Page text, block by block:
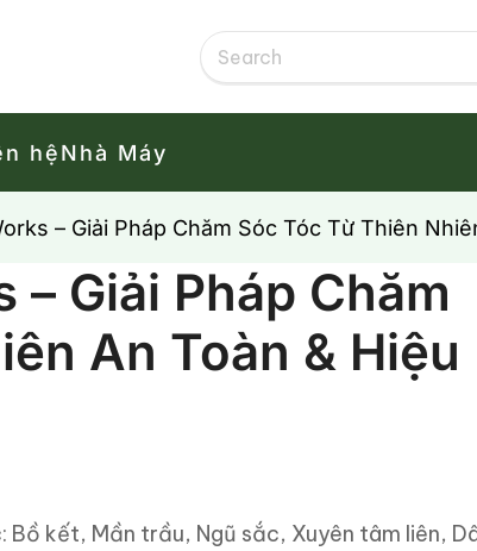
hệNhà Máy
– Giải Pháp Chăm Sóc Tóc Từ Thiên
– Giải Pháp Chăm
An Toàn & Hiệu
kết, Mần trầu, Ngũ sắc, Xuyên tâm liên,